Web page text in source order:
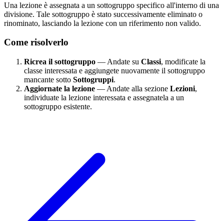
Una lezione è assegnata a un sottogruppo specifico all'interno di una
divisione. Tale sottogruppo è stato successivamente eliminato o
rinominato, lasciando la lezione con un riferimento non valido.
Come risolverlo
Ricrea il sottogruppo — Andate su Classi, modificate la
classe interessata e aggiungete nuovamente il sottogruppo
mancante sotto Sottogruppi.
Aggiornate la lezione — Andate alla sezione Lezioni,
individuate la lezione interessata e assegnatela a un
sottogruppo esistente.